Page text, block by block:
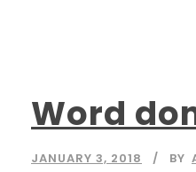
Word
JANUARY 3, 2018 BY